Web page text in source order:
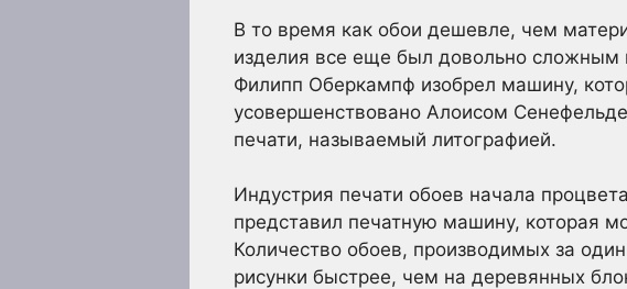
В то время как обои дешевле, чем
изделия все еще был довольно сложным
Филипп Оберкампф изобрел машину,
усовершенствовано Алоисом
печати, называемый литографией.
Индустрия печати обоев начала
представил печатную машину, которая
Количество обоев, производимых за
рисунки быстрее, чем на деревянных